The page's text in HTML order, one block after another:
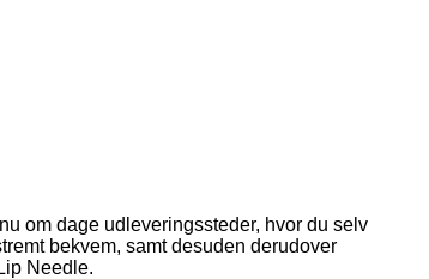
om dage udleveringssteder, hvor du selv
bekvem, samt desuden derudover
Needle.